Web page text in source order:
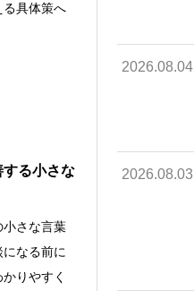
る具体策へ
る小さな
小さな言葉
なる前に
りやすく
2026.08.04
2026.08.03